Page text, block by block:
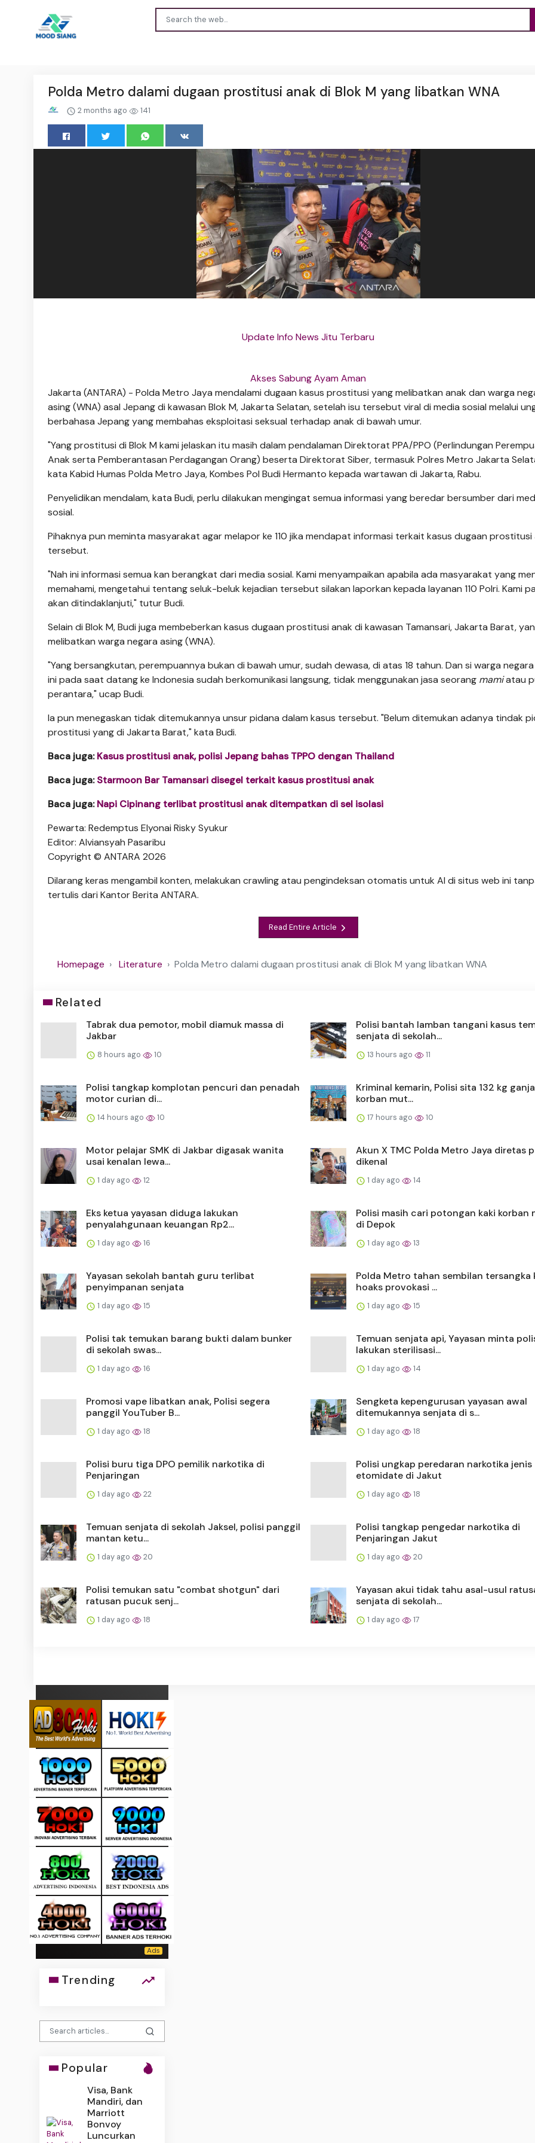
Polda Metro dalami dugaan prostitusi anak di Blok M yang libatkan WNA
2 months ago 141
Update Info News Jitu Terbaru
Akses Sabung Ayam Aman
Jakarta (ANTARA) - Polda Metro Jaya mendalami dugaan kasus prostitusi yang melibatkan anak dan warga
asing (WNA) asal Jepang di kawasan Blok M, Jakarta Selatan, setelah isu tersebut viral di media sosial melalui
berbahasa Jepang yang membahas eksploitasi seksual terhadap anak di bawah umur.
"Yang prostitusi di Blok M kami jelaskan itu masih dalam pendalaman Direktorat PPA/PPO (Perlindungan
Anak serta Pemberantasan Perdagangan Orang) beserta Direktorat Siber, termasuk Polres Metro Jakarta
kata Kabid Humas Polda Metro Jaya, Kombes Pol Budi Hermanto kepada wartawan di Jakarta, Rabu.
Penyelidikan mendalam, kata Budi, perlu dilakukan mengingat semua informasi yang beredar bersumber dari
sosial.
Pihaknya pun meminta masyarakat agar melapor ke 110 jika mendapat informasi terkait kasus dugaan prostitusi
tersebut.
"Nah ini informasi semua kan berangkat dari media sosial. Kami menyampaikan apabila ada masyarakat yang
memahami, mengetahui tentang seluk-beluk kejadian tersebut silakan laporkan kepada layanan 110 Polri. Kami
akan ditindaklanjuti," tutur Budi.
Selain di Blok M, Budi juga membeberkan kasus dugaan prostitusi anak di kawasan Tamansari, Jakarta Barat,
melibatkan warga negara asing (WNA).
"Yang bersangkutan, perempuannya bukan di bawah umur, sudah dewasa, di atas 18 tahun. Dan si warga
ini pada saat datang ke Indonesia sudah berkomunikasi langsung, tidak menggunakan jasa seorang mamiatau
perantara," ucap Budi.
Ia pun menegaskan tidak ditemukannya unsur pidana dalam kasus tersebut. "Belum ditemukan adanya tindak
prostitusi yang di Jakarta Barat," kata Budi.
Baca juga:Kasus prostitusi anak, polisi Jepang bahas TPPO dengan Thailand
Baca juga:Starmoon Bar Tamansari disegel terkait kasus prostitusi anak
Baca juga:Napi Cipinang terlibat prostitusi anak ditempatkan di sel isolasi
Pewarta: Redemptus Elyonai Risky Syukur
Editor: Alviansyah Pasaribu
Copyright © ANTARA 2026
Dilarang keras mengambil konten, melakukan crawling atau pengindeksan otomatis untuk AI di situs web ini
tertulis dari Kantor Berita ANTARA.
Read Entire Article
Homepage Literature Polda Metro dalami dugaan prostitusi anak di Blok M yang libatkan WNA
Related
Tabrak dua pemotor, mobil diamuk massa di
Jakbar
8 hours ago 10
Polisi bantah lamban tangani kasus
senjata di sekolah...
13 hours ago 11
Polisi tangkap komplotan pencuri dan penadah
motor curian di...
14 hours ago 10
Kriminal kemarin, Polisi sita 132 kg
korban mut...
17 hours ago 10
Motor pelajar SMK di Jakbar digasak wanita
usai kenalan lewa...
1 day ago 12
Akun X TMC Polda Metro Jaya diretas
dikenal
1 day ago 14
Eks ketua yayasan diduga lakukan
penyalahgunaan keuangan Rp2...
1 day ago 16
Polisi masih cari potongan kaki korban
di Depok
1 day ago 13
Yayasan sekolah bantah guru terlibat
penyimpanan senjata
1 day ago 15
Polda Metro tahan sembilan tersangka
hoaks provokasi ...
1 day ago 15
Polisi tak temukan barang bukti dalam bunker
di sekolah swas...
1 day ago 16
Temuan senjata api, Yayasan minta
lakukan sterilisasi...
1 day ago 14
Promosi vape libatkan anak, Polisi segera
panggil YouTuber B...
1 day ago 18
Sengketa kepengurusan yayasan awal
ditemukannya senjata di s...
1 day ago 18
Polisi buru tiga DPO pemilik narkotika di
Penjaringan
1 day ago 22
Polisi ungkap peredaran narkotika jenis
etomidate di Jakut
1 day ago 18
Temuan senjata di sekolah Jaksel, polisi panggil
mantan ketu...
1 day ago 20
Polisi tangkap pengedar narkotika di
Penjaringan Jakut
1 day ago 20
Polisi temukan satu "combat shotgun" dari
ratusan pucuk senj...
1 day ago 18
Yayasan akui tidak tahu asal-usul
senjata di sekolah...
1 day ago 17
Trending
Popular
Visa, Bank
Mandiri, dan
Marriott
Bonvoy
Luncurkan